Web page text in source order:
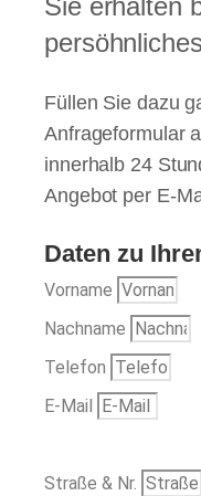
Sie erhalten
Füllen Sie dazu
Anfrageformular
innerhalb 24
Angebot per E-
Daten zu
Vorname
Nachname
Telefon
E-Mail
Straße & Nr.